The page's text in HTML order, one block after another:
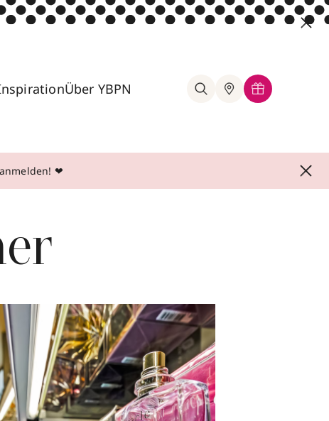
Über YBPN
❤